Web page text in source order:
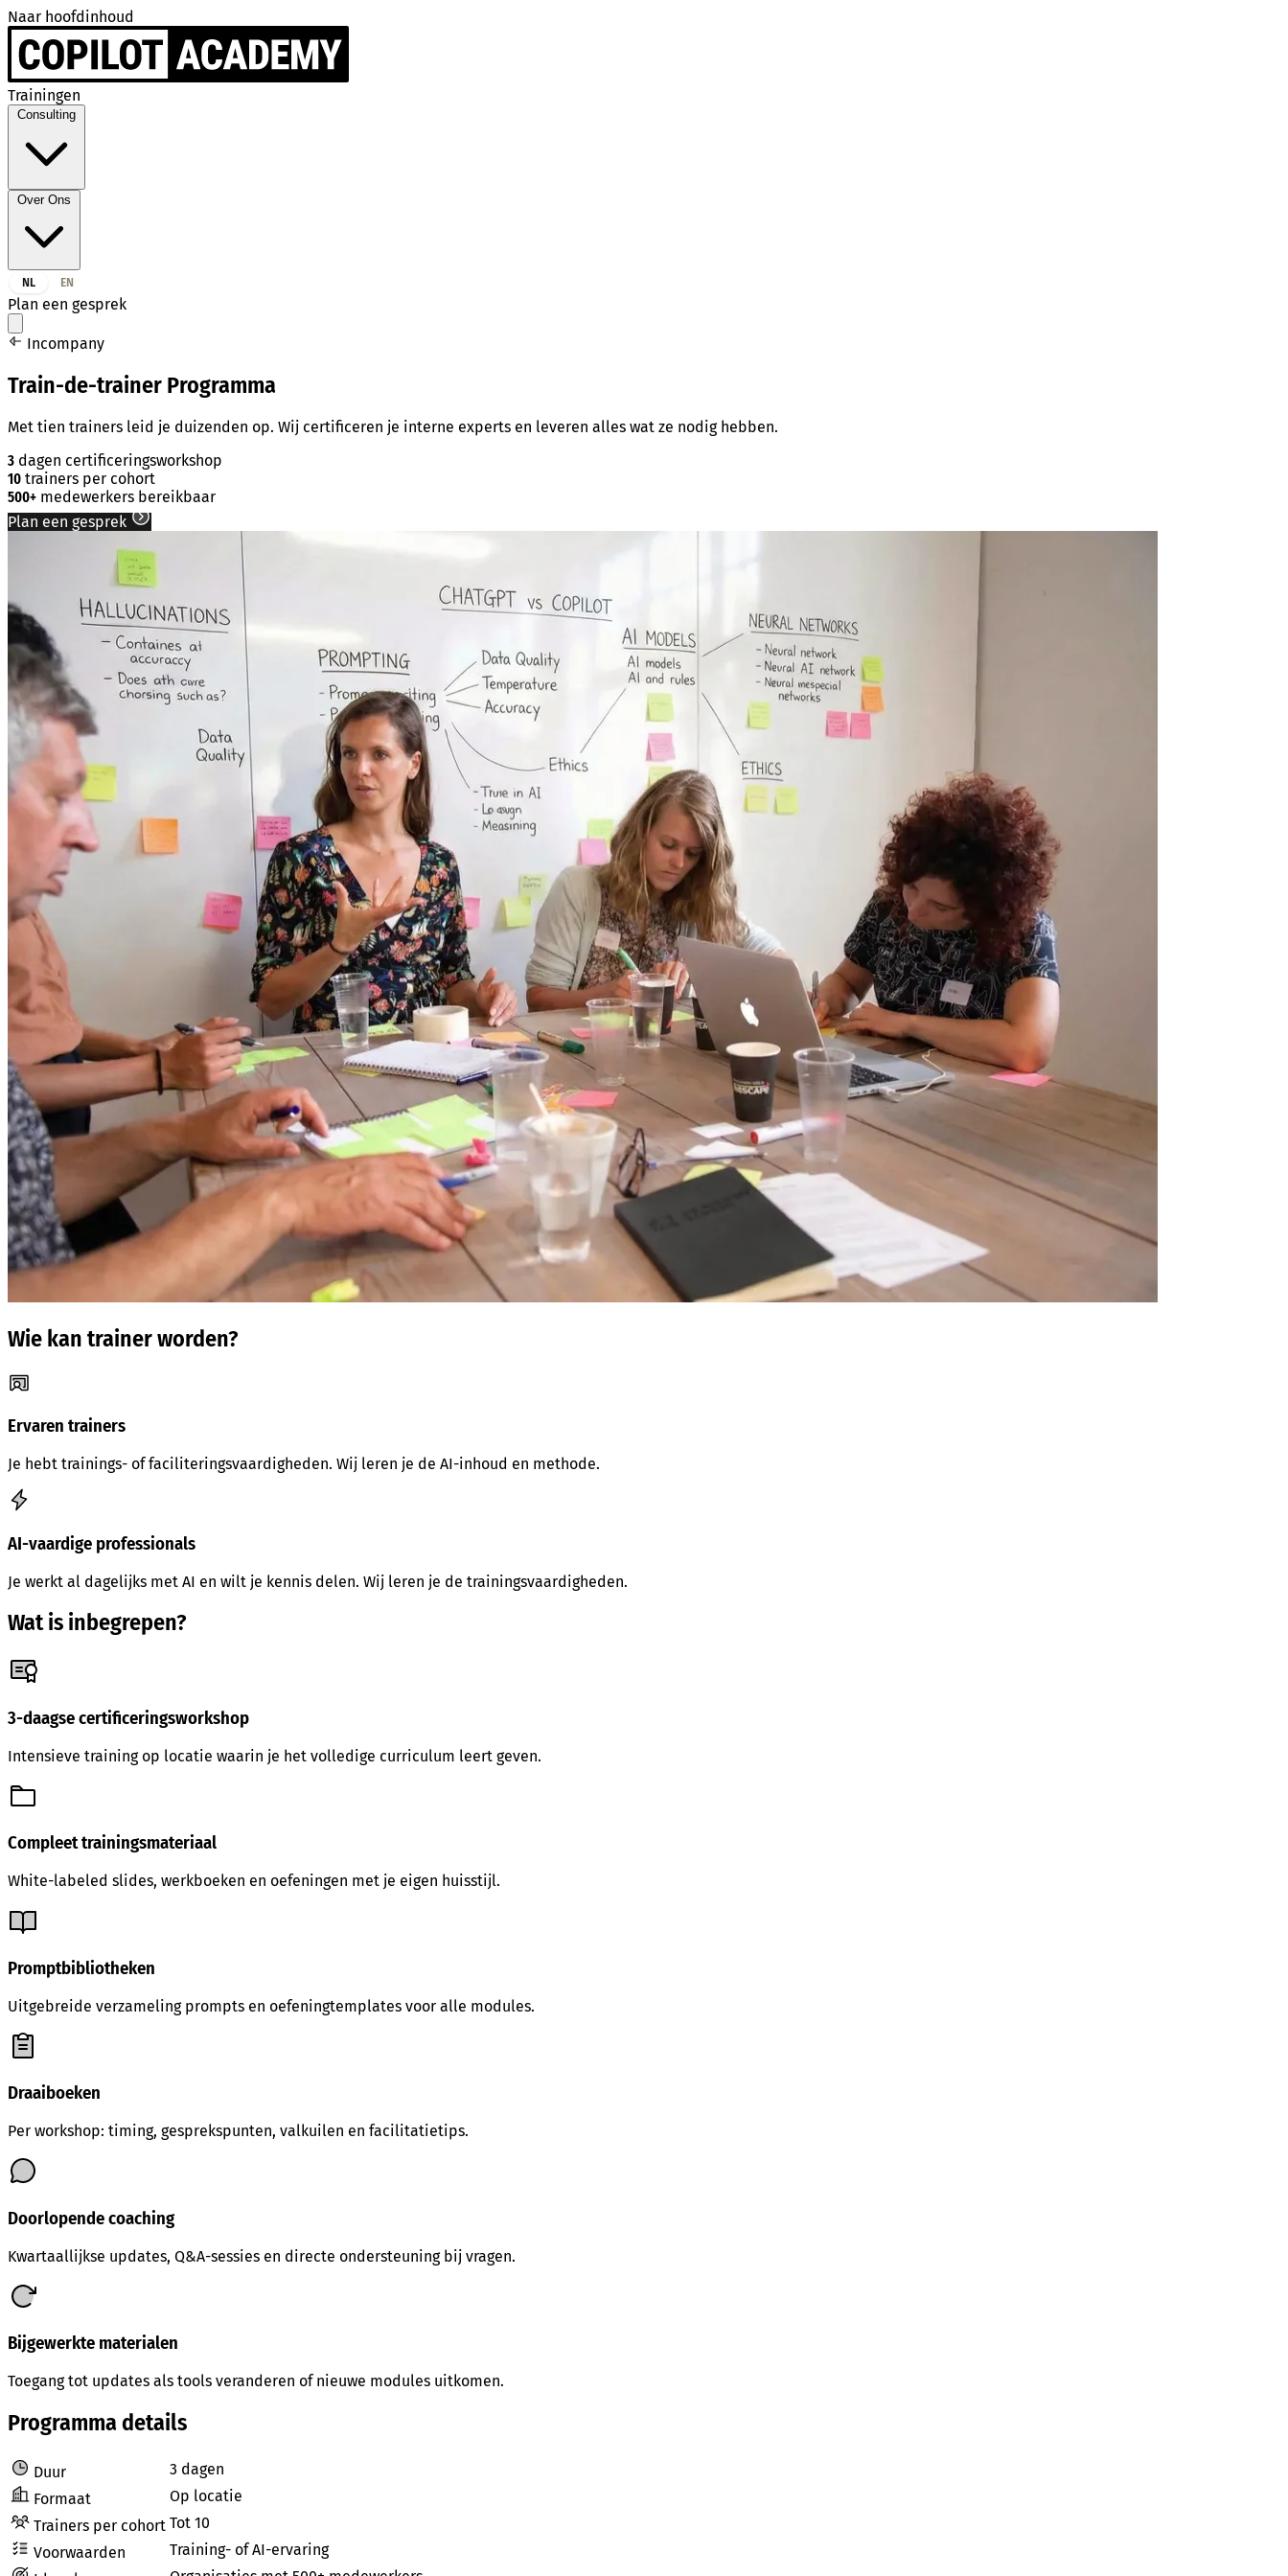
Naar hoofdinhoud
Trainingen
NL EN
Plan een gesprek
Incompany
Train-de-trainer Programma
Met tien trainers leid je duizenden op. Wij certificeren je interne experts en leveren alles wat ze nodig hebben.
3 dagen certificeringsworkshop
10 trainers per cohort
500+ medewerkers bereikbaar
Plan een gesprek
Wie kan trainer worden?
Ervaren trainers
Je hebt trainings- of faciliteringsvaardigheden. Wij leren je de AI-inhoud en methode.
AI-vaardige professionals
Je werkt al dagelijks met AI en wilt je kennis delen. Wij leren je de trainingsvaardigheden.
Wat is inbegrepen?
3-daagse certificeringsworkshop
Intensieve training op locatie waarin je het volledige curriculum leert geven.
Compleet trainingsmateriaal
White-labeled slides, werkboeken en oefeningen met je eigen huisstijl.
Promptbibliotheken
Uitgebreide verzameling prompts en oefeningtemplates voor alle modules.
Draaiboeken
Per workshop: timing, gesprekspunten, valkuilen en facilitatietips.
Doorlopende coaching
Kwartaallijkse updates, Q&A-sessies en directe ondersteuning bij vragen.
Bijgewerkte materialen
Toegang tot updates als tools veranderen of nieuwe modules uitkomen.
Programma details
Duur
3 dagen
Formaat
Op locatie
Trainers per cohort Tot 10
Voorwaarden
Training- of AI-ervaring